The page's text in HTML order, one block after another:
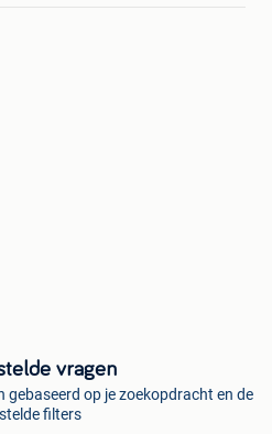
vragen
gebaseerd op je zoekopdracht en de
filters